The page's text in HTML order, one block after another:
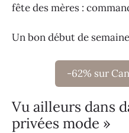
fête des mères :
Un bon début de
-62% sur
Vu ailleurs dans
privées mode »